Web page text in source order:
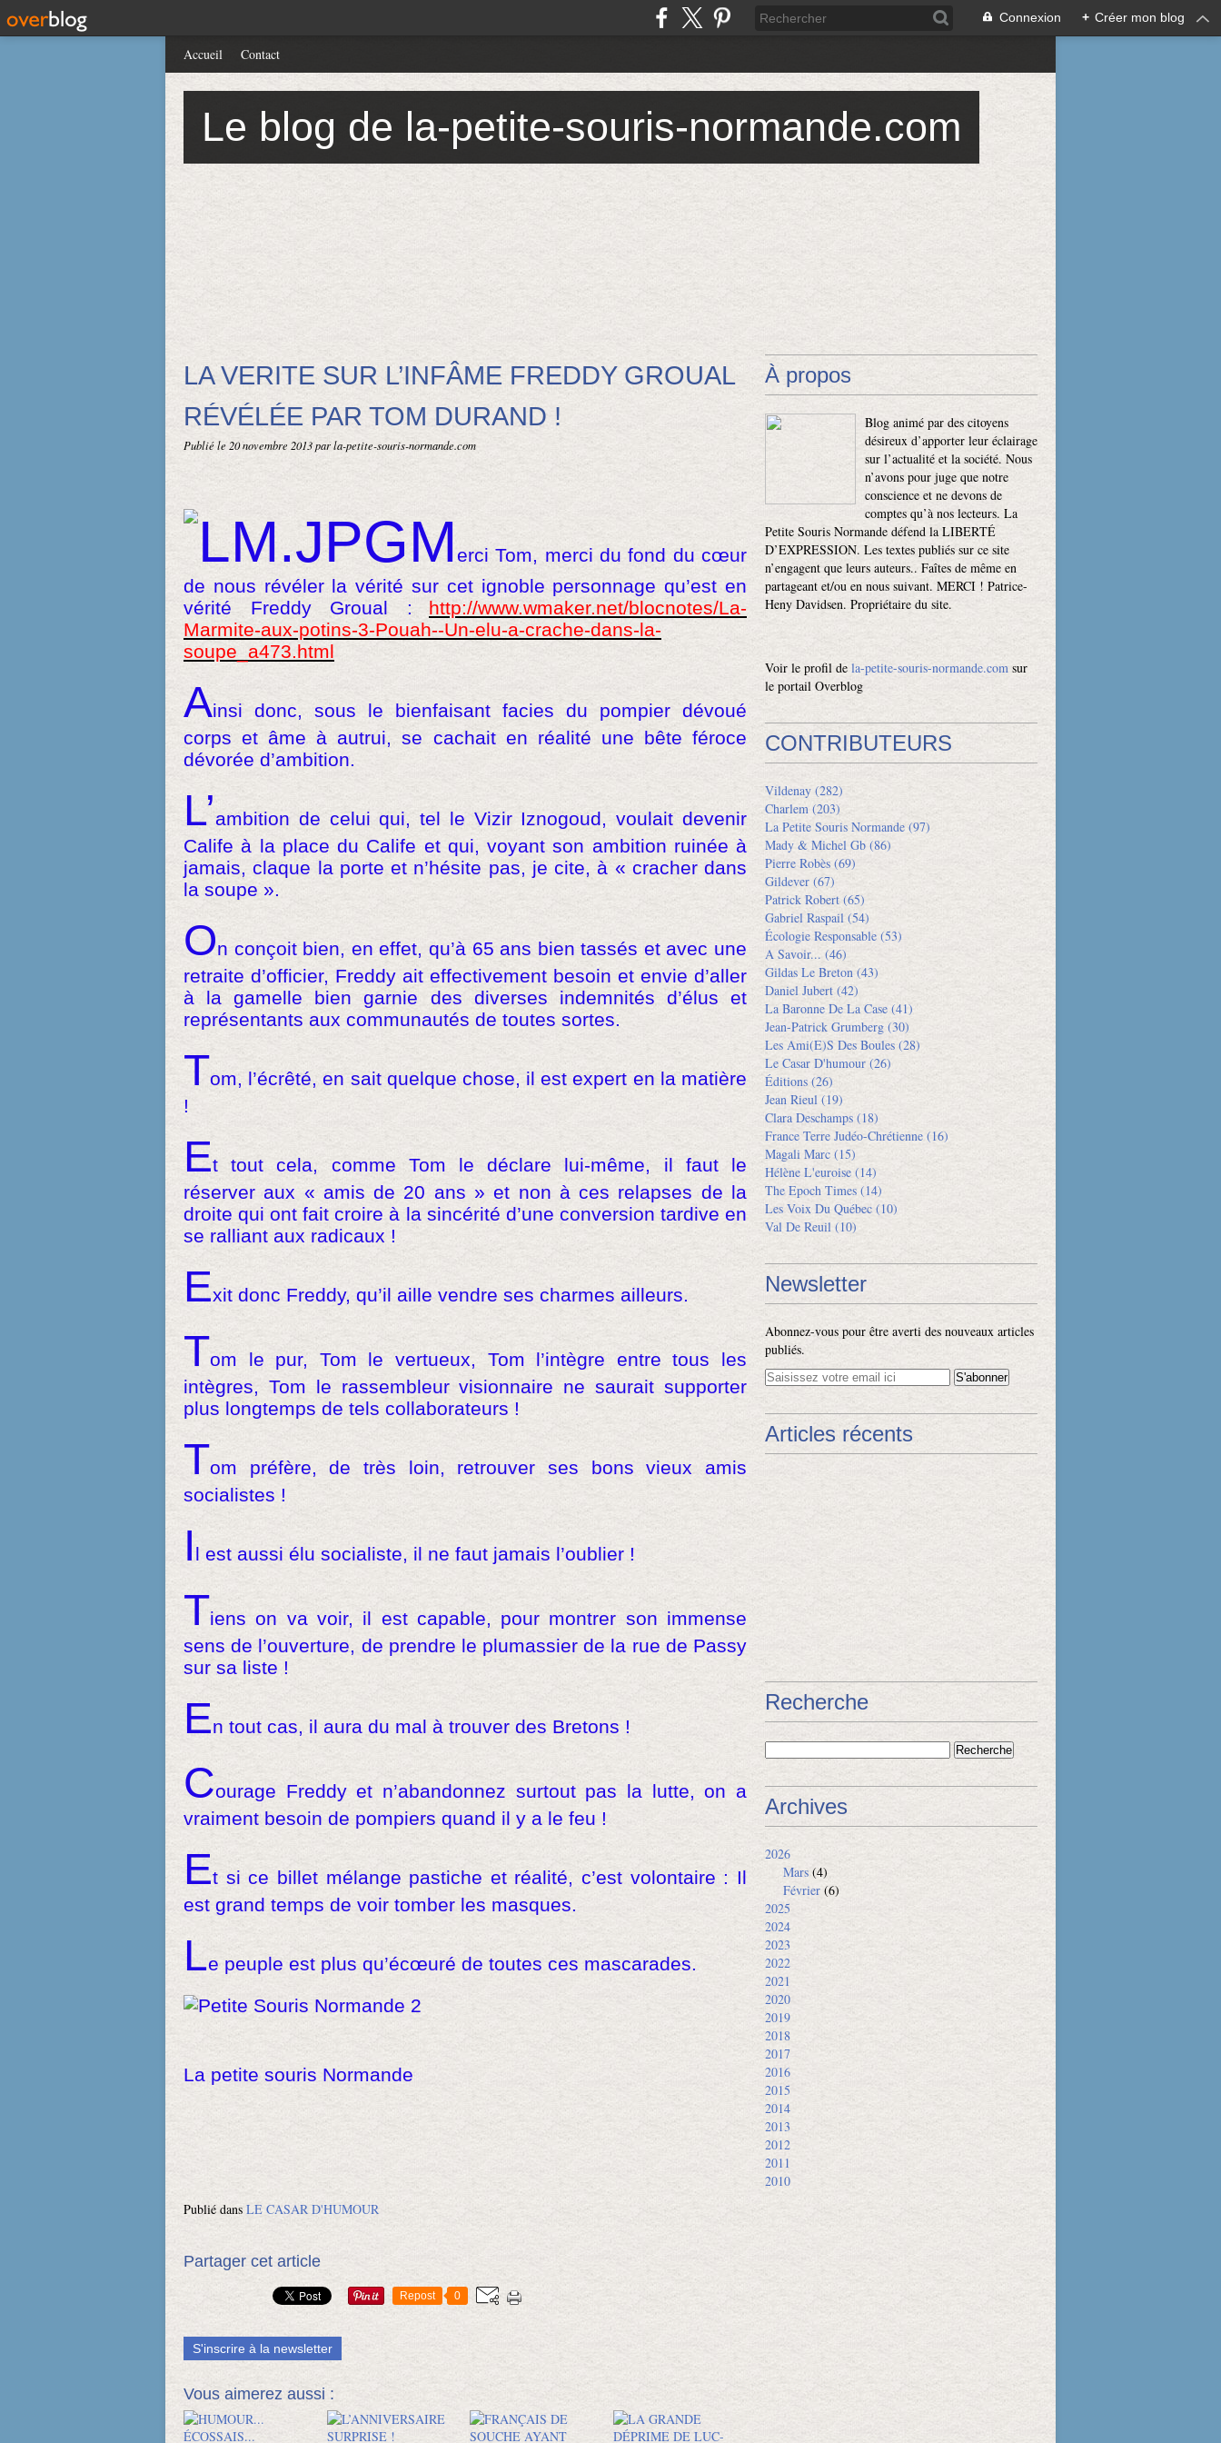
Connexion + Créer mon blog
Le blog de la-petite-souris-normande.com
Accueil Contact
LA VERITE SUR L’INFÂME FREDDY GROUAL
RÉVÉLÉE PAR TOM DURAND !
Publié le 20 novembre 2013par la-petite-souris-normande.com
Merci Tom, merci du fond du cœur
de nous révéler la vérité sur cet ignoble personnage qu’est en
vérité Freddy Groual :
http://www.wmaker.net/blocnotes/La-
Marmite-aux-potins-3-Pouah--Un-elu-a-crache-dans-la-
soupe_a473.html
Ainsi donc, sous le bienfaisant facies du pompier dévoué
corps et âme à autrui, se cachait en réalité une bête féroce
dévorée d’ambition.
L’ambition de celui qui, tel le Vizir Iznogoud, voulait devenir
Calife à la place du Calife et qui, voyant son ambition ruinée à
jamais, claque la porte et n’hésite pas, je cite, à « cracher dans
la soupe ».
On conçoit bien, en effet, qu’à 65 ans bien tassés et avec une
retraite d’officier, Freddy ait effectivement besoin et envie d’aller
à la gamelle bien garnie des diverses indemnités d’élus et
représentants aux communautés de toutes sortes.
Tom, l’écrêté, en sait quelque chose, il est expert en la matière
!
Et tout cela, comme Tom le déclare lui-même, il faut le
réserver aux « amis de 20 ans » et non à ces relapses de la
droite qui ont fait croire à la sincérité d’une conversion tardive en
se ralliant aux radicaux !
Exit donc Freddy, qu’il aille vendre ses charmes ailleurs.
Tom le pur, Tom le vertueux, Tom l’intègre entre tous les
intègres, Tom le rassembleur visionnaire ne saurait supporter
plus longtemps de tels collaborateurs !
Tom préfère, de très loin, retrouver ses bons vieux amis
socialistes !
I l est aussi élu socialiste, il ne faut jamais l’oublier !
Tiens on va voir, il est capable, pour montrer son immense
sens de l’ouverture, de prendre le plumassier de la rue de Passy
sur sa liste !
En tout cas, il aura du mal à trouver des Bretons !
Courage Freddy et n’abandonnez surtout pas la lutte, on a
vraiment besoin de pompiers quand il y a le feu !
Et si ce billet mélange pastiche et réalité, c’est volontaire : Il
est grand temps de voir tomber les masques.
Le peuple est plus qu’écœuré de toutes ces mascarades.
La petite souris Normande
Publié dans LE CASAR D'HUMOUR
Partager cet article
Repost 0
S'inscrire à la newsletter
Vous aimerez aussi :
À propos
Blog animé par des citoyens
désireux d’apporter leur éclairage
sur l’actualité et la société. Nous
n’avons pour juge que notre
conscience et ne devons de
comptes qu’à nos lecteurs. La
Petite Souris Normande défend la LIBERTÉ
D’EXPRESSION. Les textes publiés sur ce site
n’engagent que leurs auteurs.. Faîtes de même en
partageant et/ou en nous suivant. MERCI ! Patrice-
Heny Davidsen. Propriétaire du site.
Voir le profil de la-petite-souris-normande.com sur
le portail Overblog
CONTRIBUTEURS
Vildenay (282)
Charlem (203)
La Petite Souris Normande (97)
Mady & Michel Gb (86)
Pierre Robès (69)
Gildever (67)
Patrick Robert (65)
Gabriel Raspail (54)
Écologie Responsable (53)
A Savoir... (46)
Gildas Le Breton (43)
Daniel Jubert (42)
La Baronne De La Case (41)
Jean-Patrick Grumberg (30)
Les Ami(e)s Des Boules (28)
Le Casar D'humour (26)
Éditions (26)
Jean Rieul (19)
Clara Deschamps (18)
France Terre Judéo-Chrétienne (16)
Magali Marc (15)
Hélène L'euroise (14)
The Epoch Times (14)
Les Voix Du Québec (10)
Val De Reuil (10)
Newsletter
Abonnez-vous pour être averti des nouveaux articles
publiés.
Articles récents
Recherche
Archives
2026
Mars (4)
Février (6)
2025
2024
2023
2022
2021
2020
2019
2018
2017
2016
2015
2014
2013
2012
2011
2010